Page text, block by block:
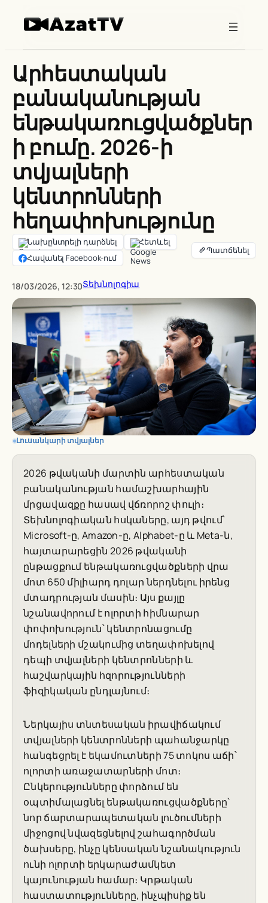
Արհեստական
բանականության
ենթակառուցվածքներ
ի բումը. 2026-ի
տվյալների
կենտրոնների
հեղափոխությունը
Նախընտրելի դարձնել
Հետևել
Հավանել Facebook-ում
18/03/2026, 12:30Տեխնոլոգիա
Լուսանկարի տվյալներ
2026 թվականի մարտին արհեստական
բանականության համաշխարհային
մրցավազքը հասավ վճռորոշ փուլի։
Տեխնոլոգիական հսկաները, այդ թվում՝
Microsoft-ը, Amazon-ը, Alphabet-ը և Meta-ն,
հայտարարեցին 2026 թվականի
ընթացքում ենթակառուցվածքների վրա
մոտ 650 միլիարդ դոլար ներդնելու իրենց
մտադրության մասին։ Այս քայլը
նշանավորում է ոլորտի հիմնարար
փոփոխություն՝ կենտրոնացումը
մոդելների մշակումից տեղափոխելով
դեպի տվյալների կենտրոնների և
հաշվարկային հզորությունների
ֆիզիկական ընդլայնում։
Ներկայիս տնտեսական իրավիճակում
տվյալների կենտրոնների պահանջարկը
հանգեցրել է եկամուտների 75 տոկոս աճի՝
ոլորտի առաջատարների մոտ։
Ընկերությունները փորձում են
օպտիմալացնել ենթակառուցվածքները՝
նոր ճարտարապետական լուծումների
միջոցով նվազեցնելով շահագործման
ծախսերը, ինչը կենսական նշանակություն
ունի ոլորտի երկարաժամկետ
կայունության համար։ Կրթական
հաստատությունները, ինչպիսիք են